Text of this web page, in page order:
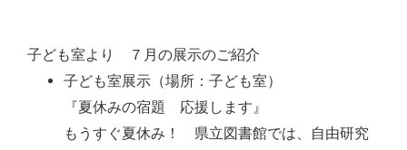
子ども室より ７月の展示のご紹介
子ども室展示（場所：子ども室）
『夏休みの宿題 応援します』
もうすぐ夏休み！ 県立図書館では、自由研究